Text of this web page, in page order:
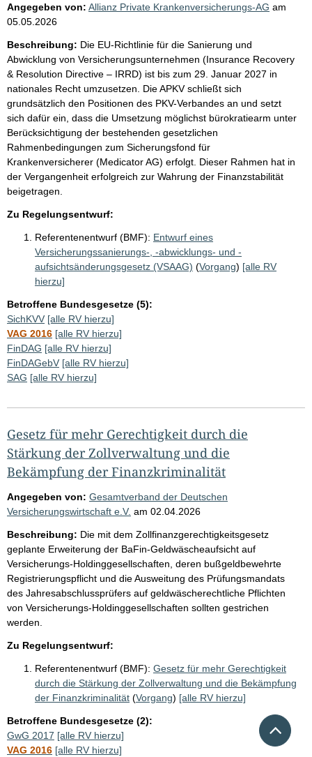
Angegeben von: Allianz Private Krankenversicherungs-AG am
05.05.2026
Beschreibung: Die EU-Richtlinie für die Sanierung und
Abwicklung von Versicherungsunternehmen (Insurance Recovery
& Resolution Directive – IRRD) ist bis zum 29. Januar 2027 in
nationales Recht umzusetzen. Die APKV schließt sich
grundsätzlich den Positionen des PKV-Verbandes an und setzt
sich dafür ein, dass die Umsetzung möglichst bürokratiearm unter
Berücksichtigung der bestehenden gesetzlichen
Rahmenbedingungen zum Sicherungsfond für
Krankenversicherer (Medicator AG) erfolgt. Dieser Rahmen hat in
der Vergangenheit erfolgreich zur Wahrung der Finanzstabilität
beigetragen.
Zu Regelungsentwurf:
Referentenentwurf (BMF): Entwurf eines
Versicherungssanierungs-, -abwicklungs- und -
aufsichtsänderungsgesetz (VSAAG) (Vorgang) [alle RV
hierzu]
Betroffene Bundesgesetze (5):
SichKVV [alle RV hierzu]
VAG 2016 [alle RV hierzu]
FinDAG [alle RV hierzu]
FinDAGebV [alle RV hierzu]
SAG [alle RV hierzu]
Gesetz für mehr Gerechtigkeit durch die
Stärkung der Zollverwaltung und die
Bekämpfung der Finanzkriminalität
Angegeben von: Gesamtverband der Deutschen
Versicherungswirtschaft e.V. am 02.04.2026
Beschreibung: Die mit dem Zollfinanzgerechtigkeitsgesetz
geplante Erweiterung der BaFin-Geldwäscheaufsicht auf
Versicherungs-Holdinggesellschaften, deren bußgeldbewehrte
Registrierungspflicht und die Ausweitung des Prüfungsmandats
des Jahresabschlussprüfers auf geldwäscherechtliche Pflichten
von Versicherungs-Holdinggesellschaften sollten gestrichen
werden.
Zu Regelungsentwurf:
Referentenentwurf (BMF): Gesetz für mehr Gerechtigkeit
durch die Stärkung der Zollverwaltung und die Bekämpfung
der Finanzkriminalität (Vorgang) [alle RV hierzu]
Betroffene Bundesgesetze (2):
GwG 2017 [alle RV hierzu]
VAG 2016 [alle RV hierzu]